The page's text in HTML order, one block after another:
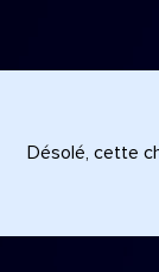
Désolé, cette